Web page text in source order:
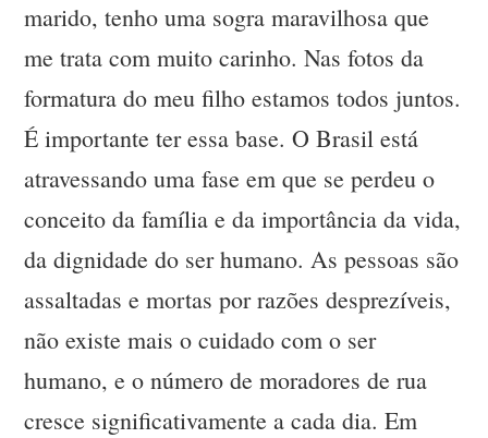
marido, tenho uma sogra maravilhosa que
me trata com muito carinho. Nas fotos da
formatura do meu filho estamos todos juntos.
É importante ter essa base. O Brasil está
atravessando uma fase em que se perdeu o
conceito da família e da importância da vida,
da dignidade do ser humano. As pessoas são
assaltadas e mortas por razões desprezíveis,
não existe mais o cuidado com o ser
humano, e o número de moradores de rua
cresce significativamente a cada dia. Em